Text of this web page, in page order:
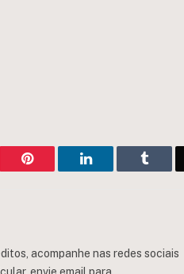
Pinterest LinkedIn Tumblr
acompanhe nas redes sociais